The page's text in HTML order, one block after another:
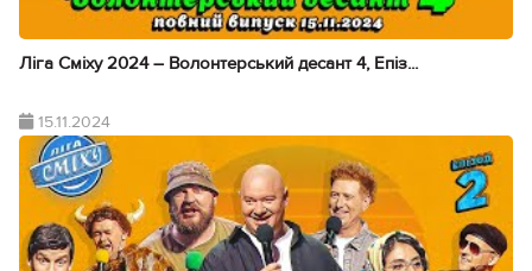
Ліга Сміху 2024 – Волонтерський десант 4, Епіз...
15.11.2024